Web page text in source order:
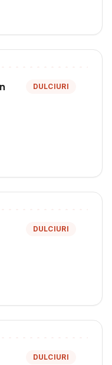
DULCIURI
DULCIURI
DULCIURI